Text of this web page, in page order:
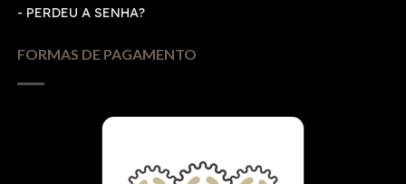
- PERDEU A SENHA?
FORMAS DE PAGAMENTO